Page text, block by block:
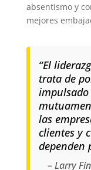
absentismo y
mejores
“El
trata de
las
clientes y
dependen
– Larry